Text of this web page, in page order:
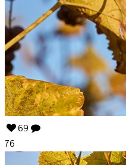
69
76